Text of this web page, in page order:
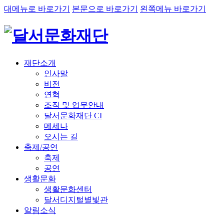
대메뉴로 바로가기 본문으로 바로가기 왼쪽메뉴 바로가기
재단소개
인사말
비전
연혁
조직 및 업무안내
달서문화재단 CI
메세나
오시는 길
축제/공연
축제
공연
생활문화
생활문화센터
달서디지털별빛관
알림소식